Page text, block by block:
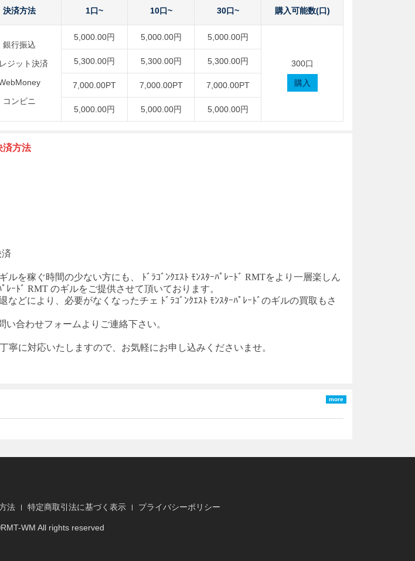
決済方法 1口~ 10口~ 30口~ 購入可能数(口)
銀行振込
ジット決済
コンビニ
5,000.00円 5,000.00円 5,000.00円
300口
購入
5,300.00円 5,300.00円 5,300.00円
7,000.00PT 7,000.00PT 7,000.00PT
5,000.00円 5,000.00円 5,000.00円
済方法
ルを稼ぐ時間の少ない方にも、 ﾄﾞﾗｺﾞﾝｸｴｽﾄ ﾓﾝｽﾀｰﾊﾟﾚｰﾄﾞ RMTをより一層楽しん
ﾚｰﾄﾞ RMT のギルをご提供させて頂いております。
などにより、必要がなくなったチェ ﾄﾞﾗｺﾞﾝｸｴｽﾄ ﾓﾝｽﾀｰﾊﾟﾚｰﾄﾞのギルの買取もさ
合わせフォームよりご連絡下さい。
寧に対応いたしますので、お気軽にお申し込みくださいませ。
more
法 特定商取引法に基づく表示 プライバシーポリシー
RMT-WM All rights reserved